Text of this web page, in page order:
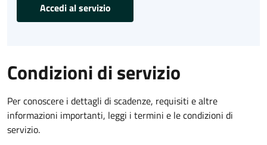
Accedi al servizio
Condizioni di servizio
Per conoscere i dettagli di scadenze, requisiti e altre
informazioni importanti, leggi i termini e le condizioni di
servizio.